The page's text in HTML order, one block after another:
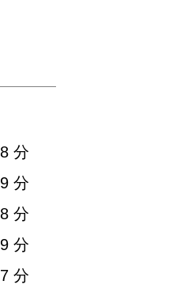
8 分
9 分
8 分
9 分
7 分